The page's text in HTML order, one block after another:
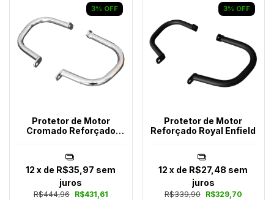
3% OFF
Protetor de Motor
Cromado Reforçado
R$444,96
R$431,61
12 x de R$35,97 sem
juros
3% OFF
Protetor de Motor
Reforçado Royal Enfield
R$339,90
R$329,70
12 x de R$27,48 sem
juros